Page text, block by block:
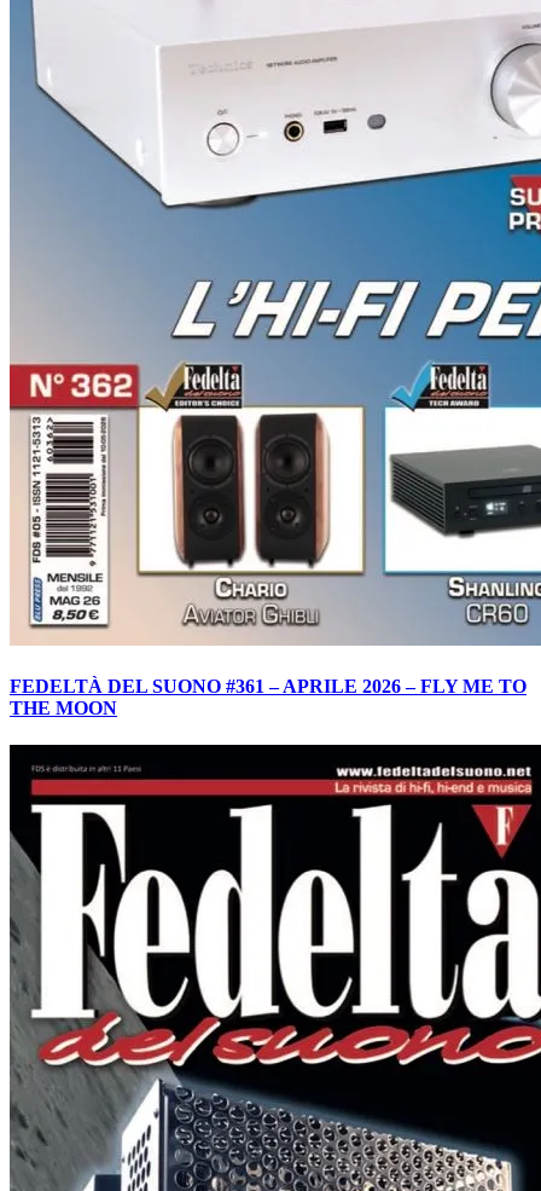
FEDELTÀ DEL SUONO #361 – APRILE 2026 – FLY ME TO
THE MOON